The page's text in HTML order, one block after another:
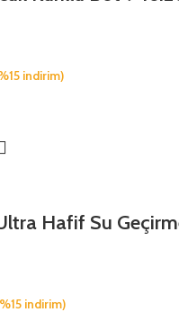
indirim)
Hafif Su
indirim)